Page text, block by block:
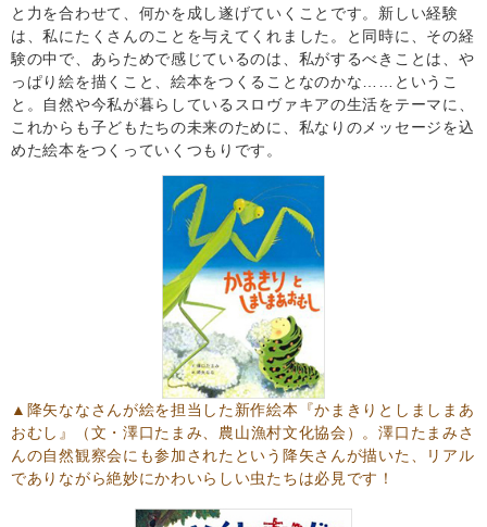
と力を合わせて、何かを成し遂げていくことです。新しい経験
は、私にたくさんのことを与えてくれました。と同時に、その経
験の中で、あらためで感じているのは、私がするべきことは、や
っぱり絵を描くこと、絵本をつくることなのかな……というこ
と。自然や今私が暮らしているスロヴァキアの生活をテーマに、
これからも子どもたちの未来のために、私なりのメッセージを込
めた絵本をつくっていくつもりです。
▲降矢ななさんが絵を担当した新作絵本
『かまきりとしましまあ
おむし』
（文・澤口たまみ、農山漁村文化協会）。澤口たまみさ
んの自然観察会にも参加されたという降矢さんが描いた、リアル
でありながら絶妙にかわいらしい虫たちは必見です！